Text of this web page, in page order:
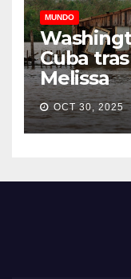
MUNDO
Cuba
Melissa
OCT 30, 2025